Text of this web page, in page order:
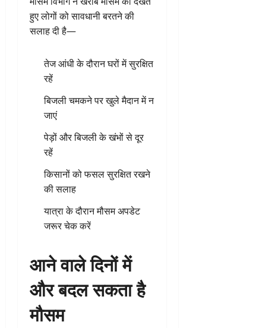
हुए लोगों को सावधानी बरतने की
सलाह दी है—
तेज आंधी के दौरान घरों में सुरक्षित
रहें
बिजली चमकने पर खुले मैदान में न
जाएं
पेड़ों और बिजली के खंभों से दूर
रहें
किसानों को फसल सुरक्षित रखने
की सलाह
यात्रा के दौरान मौसम अपडेट
जरूर चेक करें
आने वाले दिनों में
और बदल सकता है
मौसम